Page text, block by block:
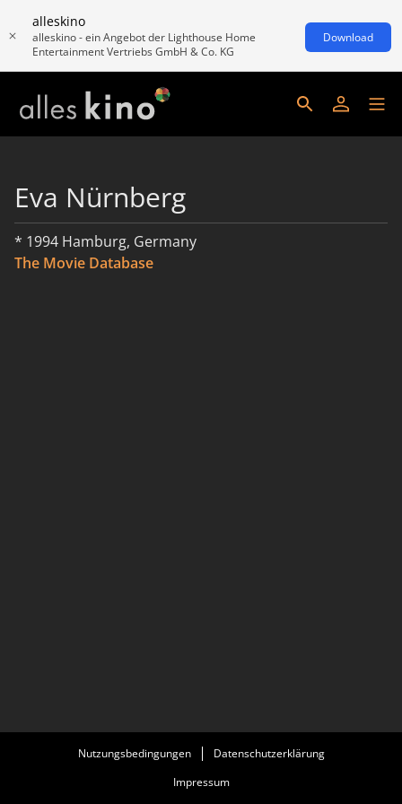
alleskino
alleskino - ein Angebot der Lighthouse Home
Entertainment Vertriebs GmbH & Co. KG
Download
Eva Nürnberg
* 1994 Hamburg, Germany
The Movie Database
Nutzungsbedingungen
Datenschutzerklärung
Impressum